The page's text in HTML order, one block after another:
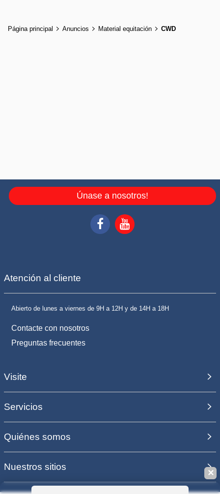
Página principal Anuncios Material equitación CWD
Únase a nosotros!
Atención al cliente
Abierto de lunes a viernes de 9H a 12H y de 14H a 18H
Contacte con nosotros
Preguntas frecuentes
Visite
Servicios
Quiénes somos
Nuestros sitios
✕